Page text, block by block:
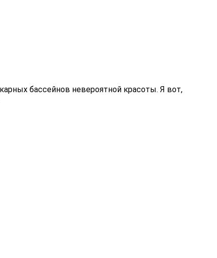
бассейнов невероятной красоты. Я вот,